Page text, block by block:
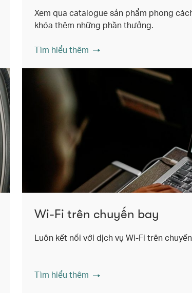
Xem qua catalogue sản phẩm phong
khóa thêm những phần thưởng.
Tìm hiểu thêm
Wi-Fi trên chuyến bay
Luôn kết nối với dịch vụ Wi-Fi trên
Tìm hiểu thêm